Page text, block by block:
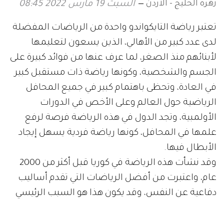
زهرة الخليج - الأردن السبت 19 مارس 2022 08:45
تعتبر رياضة التايكواندو واحدة من الرياضات المفضلة
لدى عدد كبير من الأهالي، الذين يسعون لتعليمها
لأبنائهم منذ الصغر، لما عرف عنها من فوائد كبيرة على
الجسم والشخصية، وكونها رياضة ذات مستقبل كبير
في العادة، وتحظى باهتمام كبير في جميع المحافل
الرياضية حول العالم وعلى الأخص في الدورات
الأولمبية، وتجد الدول في هذه الرياضة فرصة لرفع
علمها في المحافل، كونها رياضة فردية يسهل إيجاد
الأبطال فيها.
وقد نشأت هذه الرياضة في كوريا قبل أكثر من 2000
عام، واعتبرت من أفضل الرياضات التي تقدم أساليب
دفاعية عن النفس، وقد يكون هذا هو السبب الرئيسي